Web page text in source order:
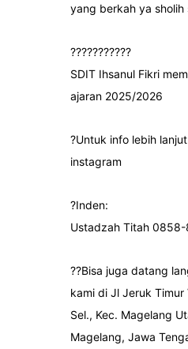
yang berkah ya sholih
???????????
SDIT Ihsanul Fikri
ajaran 2025/2026
?Untuk info lebih
instagram
?Inden:
Ustadzah Titah
??Bisa juga datang
kami di Jl Jeruk Timur
Sel., Kec. Magelang
Magelang, Jawa